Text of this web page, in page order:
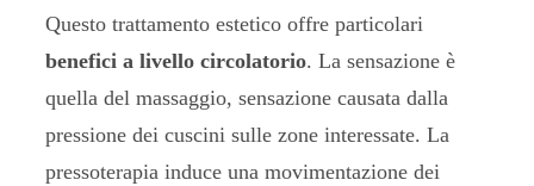
Questo trattamento estetico offre particolari
benefici a livello circolatorio. La sensazione è
quella del massaggio, sensazione causata dalla
pressione dei cuscini sulle zone interessate. La
pressoterapia induce una movimentazione dei